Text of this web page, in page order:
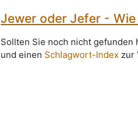
Jewer oder Jefer -
Sollten Sie noch nicht gefunden
und einen Schlagwort-Index zur